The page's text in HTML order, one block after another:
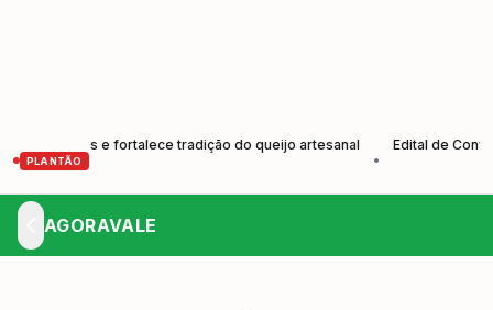
PLANTÃO
e fortalece tradição do queijo artesanal
Edital de
AGORAVALE